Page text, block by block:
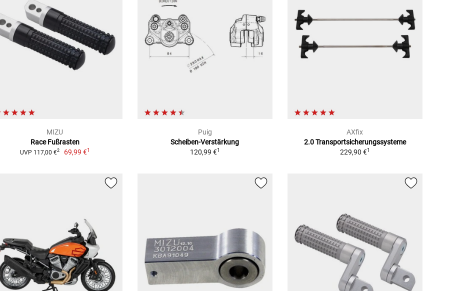
MIZU
Race Fußrasten
UVP 117,00 €2 69,99 €1
Puig
Scheiben-Verstärkung
120,99 €1
AXfix
2.0 Transportsicherungssysteme
229,90 €1